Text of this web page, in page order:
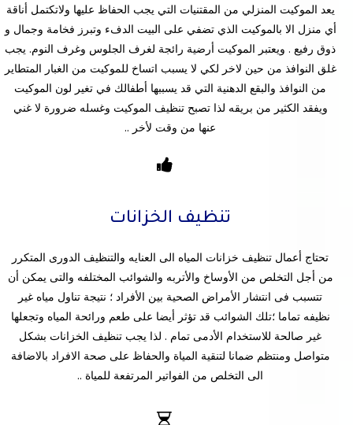
يعد الموكيت المنزلي من المقتنيات التي يجب الحفاظ عليها ولاتكتمل أناقة
أي منزل الا بالموكيت الذي تضفي على البيت الدفء وتبرز فخامة وجمال و
ذوق رفيع . ويعتبر الموكيت أرضية رائجة لغرف الجلوس وغرف النوم. يجب
غلق النوافذ من حين لاخر لكي لا يسبب اتساخ للموكيت من الغبار المتطاير
من النوافذ والبقع الدهنية التي قد يسببها أطفالك في تغير لون الموكيت
ويفقد الكثير من بريقه لذا تصبح تنظيف الموكيت وغسله ضرورة لا غني
عنها من وقت لأخر ..
تنظيف الخزانات
تحتاج أعمال تنظيف خزانات المياه الى العنايه والتنظيف الدورى المتكرر
من أجل التخلص من الأوساخ والأتربه والشوائب المختلفه والتى يمكن أن
تتسبب فى انتشار الأمراض الصحية بين الأفراد ؛ نتيجة تناول مياه غير
نظيفه تماما ؛تلك الشوائب قد تؤثر أيضا على طعم ورائحة المياه وتجعلها
غير صالحة للاستخدام الأدمى تمام . لذا يجب تنظيف الخزانات بشكل
متواصل ومنتظم ضمانا لتنقية المياة والحفاظ على صحة الافراد بالاضافة
الى التخلص من الفواتير المرتفعة للمياة ..